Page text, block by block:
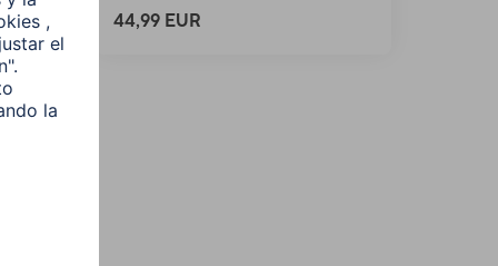
44,99 EUR